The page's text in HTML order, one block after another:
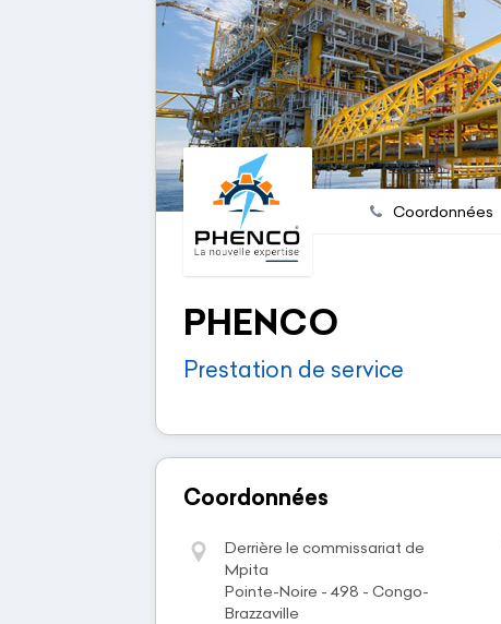
Coordonnées
PHENCO
Prestation de service
Coordonnées
Derrière le commissariat de
Mpita
Pointe-Noire - 498 - Congo-
Brazzaville